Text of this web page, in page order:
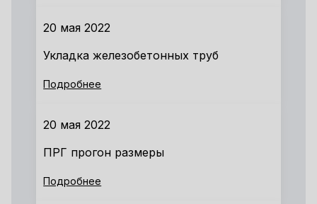
20 мая 2022
Укладка железобетонных труб
Подробнее
20 мая 2022
ПРГ прогон размеры
Подробнее